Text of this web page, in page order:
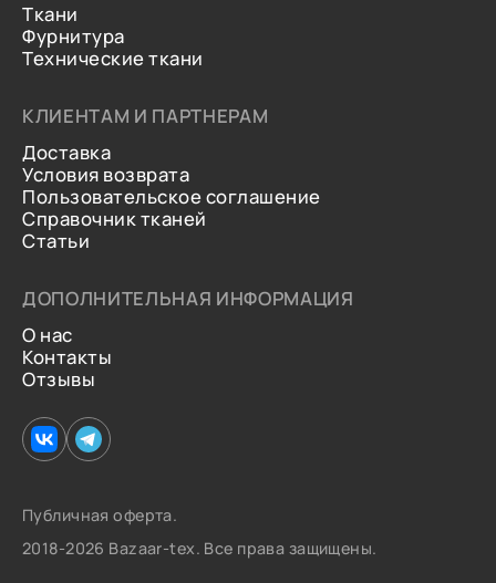
Ткани
Фурнитура
Технические ткани
КЛИЕНТАМ И ПАРТНЕРАМ
Доставка
Условия возврата
Пользовательское соглашение
Справочник тканей
Статьи
ДОПОЛНИТЕЛЬНАЯ ИНФОРМАЦИЯ
О нас
Контакты
Отзывы
Публичная оферта.
2018-2026 Bazaar-tex. Все права защищены.